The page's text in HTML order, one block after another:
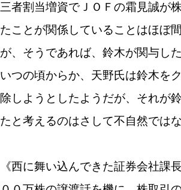
三者割当増資でＪＯＦの霜見誠が
たことが関係していることはほぼ
が、そうであれば、鈴木が関与し
いつの頃からか、天野氏は鈴木を
除しようとしたようだが、それが
たと考えるのはさして不自然では
《西に舞い込んできた証券会社課